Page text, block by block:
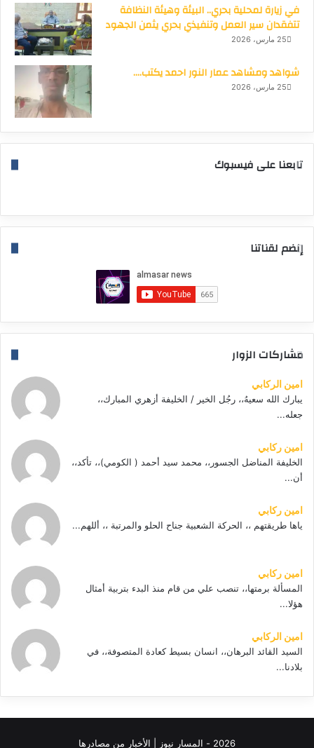
في زيارة لمحلية بحري.. البيئة وهيئة النظافة
تتفقدان سير العمل وتنفيذي بحري يثمن الجهود
25 مارس، 2026
شواهد ومشاهد عمار النور احمد يكتب….
25 مارس، 2026
تابعنا على فيسبوك
إنضم لقناتنا
مشاركات الزوار
امين الركابي
يبارك الله سعيهُ،، رجُل الخير / الخليفة أزهري المبارك،،
جعله...
امين ركابي
الخليفة المناضل الجسور،، محمد سيد أحمد ( الكومي)،، تأكد،،
أن...
امين ركابي
ياها طريقتهم ،، الحركة الشعبية جناح الحلو والمرتبة ،، أللهم...
امين ركابي
المسألة برمتها،، تنصب علي من قام منذ البدء بتربية أمثال
هؤلا...
امين الركابي
السيد القائد البرهان،، انسان بسيط كعادة المتصوفة،، في
بلادنا...
2026 - المسار نيوز | الأخبار من مصادرها